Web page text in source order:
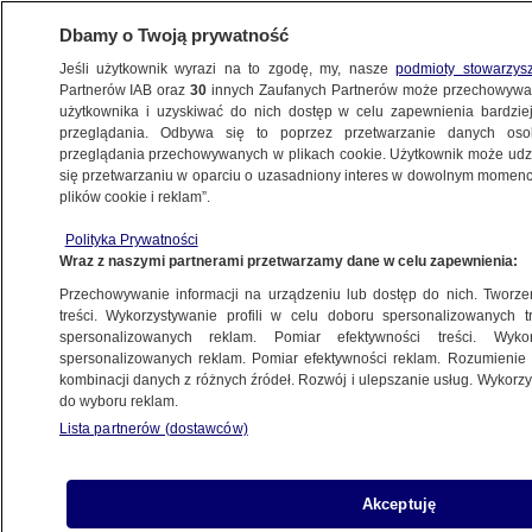
OLSZTYN
narkotykami
23.10.2025, 12:39
Posłuchaj artykułu
Czyta lektor AI
Dbamy o Twoją prywatność
Jeśli użytkownik wyrazi na to zgodę, my, naszepodmioty
Partnerów IAB oraz30 innych Zaufanych Partnerów może
użytkownika i uzyskiwać do nich dostęp w celu zapewnienia
przeglądania. Odbywa się to poprzez przetwarzanie danych
przeglądania przechowywanych w plikach cookie. Użytkownik może
się przetwarzaniu w oparciu o uzasadniony interes w dowolnym
plików cookie i reklam”.
Polityka Prywatności
Wraz z naszymi partnerami przetwarzamy dane w celu zapewnienia:
Przechowywanie informacji na urządzeniu lub dostęp do nich.
treści. Wykorzystywanie profili w celu doboru spersonalizowanych
spersonalizowanych reklam. Pomiar efektywności treści.
spersonalizowanych reklam. Pomiar efektywności reklam.
kombinacji danych z różnych źródeł. Rozwój i ulepszanie usług.
do wyboru reklam.
Lista partnerów (dostawców)
Akceptuję